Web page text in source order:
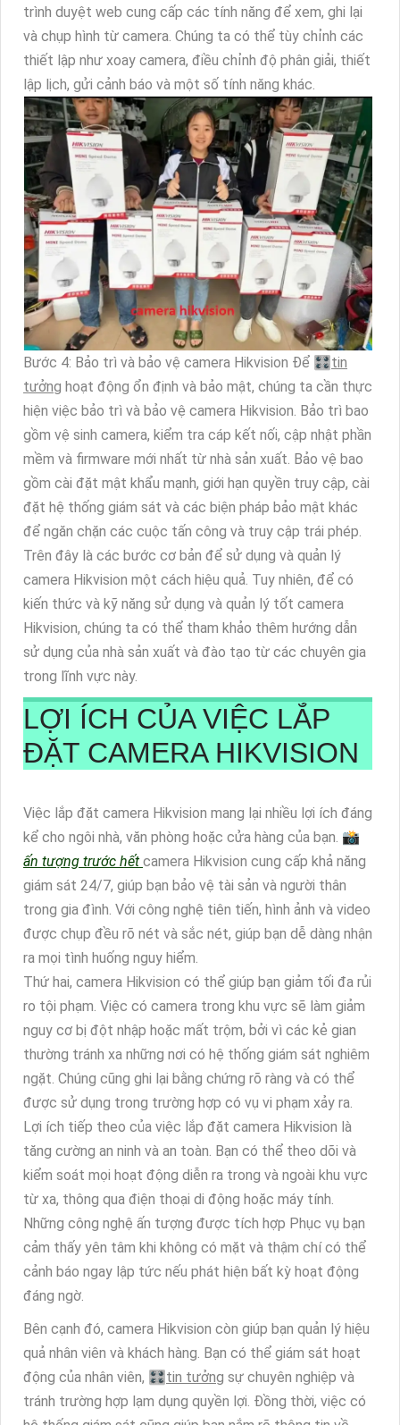
trình duyệt web cung cấp các tính năng để xem, ghi lại
và chụp hình từ camera. Chúng ta có thể tùy chỉnh các
thiết lập như xoay camera, điều chỉnh độ phân giải, thiết
lập lịch, gửi cảnh báo và một số tính năng khác.
Bước 4: Bảo trì và bảo vệ camera Hikvision Để 🎛tin
tưởng hoạt động ổn định và bảo mật, chúng ta cần thực
hiện việc bảo trì và bảo vệ camera Hikvision. Bảo trì bao
gồm vệ sinh camera, kiểm tra cáp kết nối, cập nhật phần
mềm và firmware mới nhất từ nhà sản xuất. Bảo vệ bao
gồm cài đặt mật khẩu mạnh, giới hạn quyền truy cập, cài
đặt hệ thống giám sát và các biện pháp bảo mật khác
để ngăn chặn các cuộc tấn công và truy cập trái phép.
Trên đây là các bước cơ bản để sử dụng và quản lý
camera Hikvision một cách hiệu quả. Tuy nhiên, để có
kiến thức và kỹ năng sử dụng và quản lý tốt camera
Hikvision, chúng ta có thể tham khảo thêm hướng dẫn
sử dụng của nhà sản xuất và đào tạo từ các chuyên gia
trong lĩnh vực này.
LỢI ÍCH CỦA VIỆC LẮP
ĐẶT CAMERA HIKVISION
Việc lắp đặt camera Hikvision mang lại nhiều lợi ích đáng
kể cho ngôi nhà, văn phòng hoặc cửa hàng của bạn. 📸
ấn tượng trước hết camera Hikvision cung cấp khả năng
giám sát 24/7, giúp bạn bảo vệ tài sản và người thân
trong gia đình. Với công nghệ tiên tiến, hình ảnh và video
được chụp đều rõ nét và sắc nét, giúp bạn dễ dàng nhận
ra mọi tình huống nguy hiểm.
Thứ hai, camera Hikvision có thể giúp bạn giảm tối đa rủi
ro tội phạm. Việc có camera trong khu vực sẽ làm giảm
nguy cơ bị đột nhập hoặc mất trộm, bởi vì các kẻ gian
thường tránh xa những nơi có hệ thống giám sát nghiêm
ngặt. Chúng cũng ghi lại bằng chứng rõ ràng và có thể
được sử dụng trong trường hợp có vụ vi phạm xảy ra.
Lợi ích tiếp theo của việc lắp đặt camera Hikvision là
tăng cường an ninh và an toàn. Bạn có thể theo dõi và
kiểm soát mọi hoạt động diễn ra trong và ngoài khu vực
từ xa, thông qua điện thoại di động hoặc máy tính.
Những công nghệ ấn tượng được tích hợp Phục vụ bạn
cảm thấy yên tâm khi không có mặt và thậm chí có thể
cảnh báo ngay lập tức nếu phát hiện bất kỳ hoạt động
đáng ngờ.
Bên cạnh đó, camera Hikvision còn giúp bạn quản lý hiệu
quả nhân viên và khách hàng. Bạn có thể giám sát hoạt
động của nhân viên, 🎛tin tưởng sự chuyên nghiệp và
tránh trường hợp lạm dụng quyền lợi. Đồng thời, việc có